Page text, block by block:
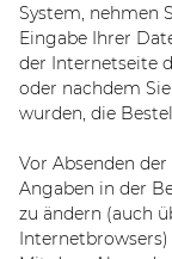
System, nehmen
Eingabe Ihrer
der Internetseite
oder nachdem
wurden, die
Vor Absenden
Angaben in der
zu ändern (auch
Internetbrowsers)